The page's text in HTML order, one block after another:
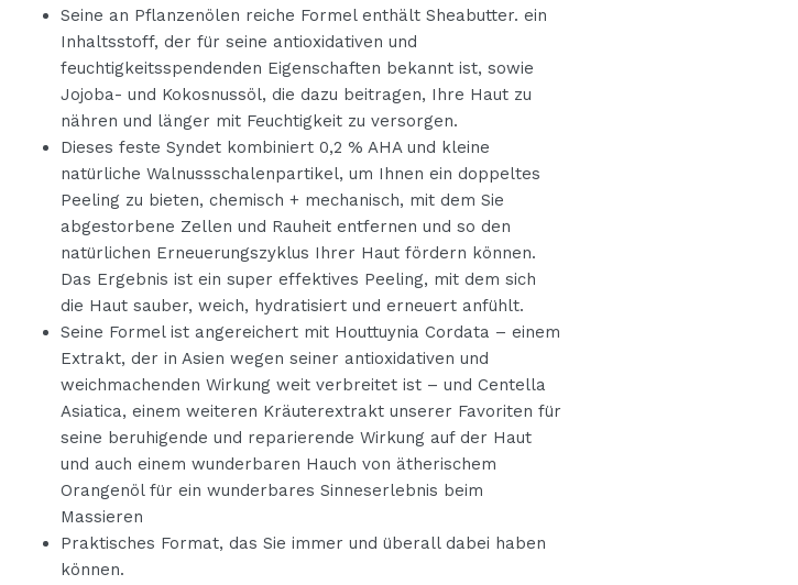
Seine an Pflanzenölen reiche Formel enthält Sheabutter. ein
Inhaltsstoff, der für seine antioxidativen und
feuchtigkeitsspendenden Eigenschaften bekannt ist, sowie
Jojoba- und Kokosnussöl, die dazu beitragen, Ihre Haut zu
nähren und länger mit Feuchtigkeit zu versorgen.
Dieses feste Syndet kombiniert 0,2 % AHA und kleine
natürliche Walnussschalenpartikel, um Ihnen ein doppeltes
Peeling zu bieten, chemisch + mechanisch, mit dem Sie
abgestorbene Zellen und Rauheit entfernen und so den
natürlichen Erneuerungszyklus Ihrer Haut fördern können.
Das Ergebnis ist ein super effektives Peeling, mit dem sich
die Haut sauber, weich, hydratisiert und erneuert anfühlt.
Seine Formel ist angereichert mit Houttuynia Cordata – einem
Extrakt, der in Asien wegen seiner antioxidativen und
weichmachenden Wirkung weit verbreitet ist – und Centella
Asiatica, einem weiteren Kräuterextrakt unserer Favoriten für
seine beruhigende und reparierende Wirkung auf der Haut
und auch einem wunderbaren Hauch von ätherischem
Orangenöl für ein wunderbares Sinneserlebnis beim
Massieren
Praktisches Format, das Sie immer und überall dabei haben
können.